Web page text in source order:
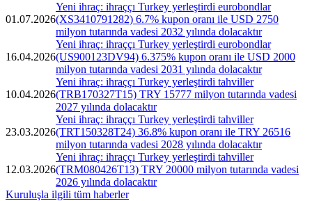
01.07.2026
Yeni ihraç: ihraççı Turkey yerleştirdi eurobondlar
(XS3410791282) 6.7% kupon oranı ile USD 2750
milyon tutarında vadesi 2032 yılında dolacaktır
16.04.2026
Yeni ihraç: ihraççı Turkey yerleştirdi eurobondlar
(US900123DV94) 6.375% kupon oranı ile USD 2000
milyon tutarında vadesi 2031 yılında dolacaktır
10.04.2026
Yeni ihraç: ihraççı Turkey yerleştirdi tahviller
(TRB170327T15) TRY 15777 milyon tutarında vadesi
2027 yılında dolacaktır
23.03.2026
Yeni ihraç: ihraççı Turkey yerleştirdi tahviller
(TRT150328T24) 36.8% kupon oranı ile TRY 26516
milyon tutarında vadesi 2028 yılında dolacaktır
12.03.2026
Yeni ihraç: ihraççı Turkey yerleştirdi tahviller
(TRM080426T13) TRY 20000 milyon tutarında vadesi
2026 yılında dolacaktır
Kuruluşla ilgili tüm haberler